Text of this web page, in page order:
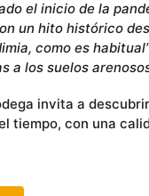
el inicio de la
un hito histórico
como es
a los suelos
invita a
tiempo, con una